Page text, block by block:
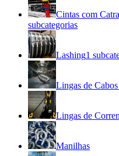
Cintas com
subcategorias
Lashing1
Lingas de
Lingas de
Manilhas